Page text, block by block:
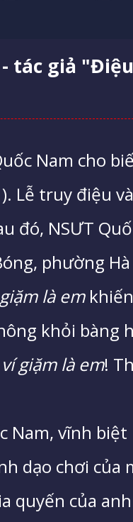
- tác giả
Nam cho
Lễ truy điệu
đó, NSƯT
phường
là em
khỏi bàng
giặm là em!
Nam, vĩnh
dạo chơi của
quyến của